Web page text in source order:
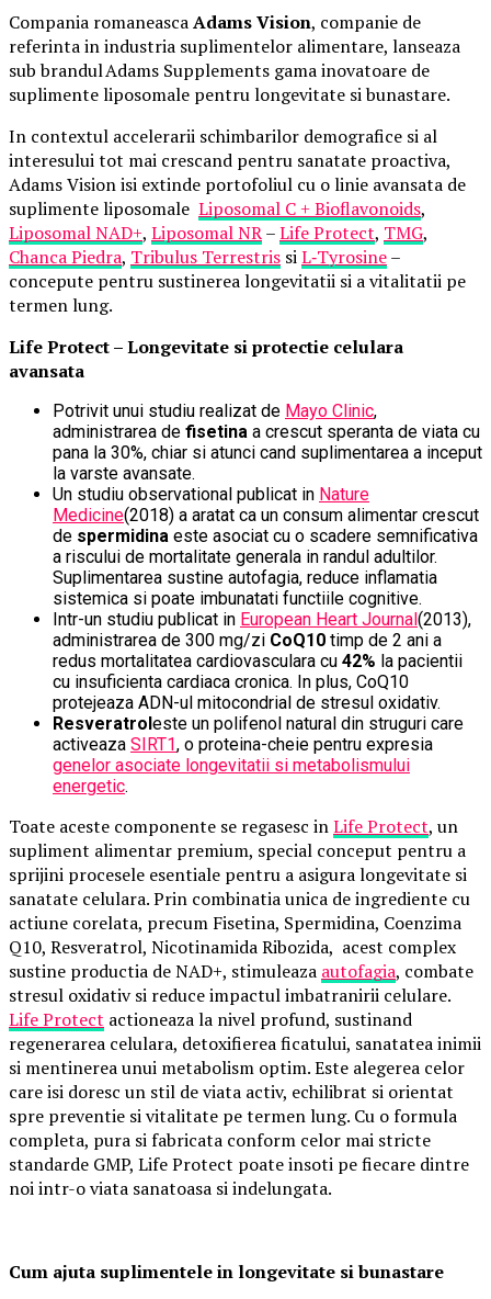
Compania romaneascaAdams Vision, companie de
referinta in industria suplimentelor alimentare, lanseaza
sub brandul Adams Supplements gama inovatoare de
suplimente liposomale pentru longevitate si bunastare.
In contextul accelerarii schimbarilor demografice si al
interesului tot mai crescand pentru sanatate proactiva,
Adams Vision isi extinde portofoliul cu o linie avansata de
suplimente liposomale Liposomal C + Bioflavonoids,
Liposomal NAD+, Liposomal NR–Life Protect, TMG,
Chanca Piedra, Tribulus Terrestris siL‑Tyrosine–
concepute pentru sustinerea longevitatii si a vitalitatii pe
termen lung.
Life Protect – Longevitate si protectie celulara
avansata
Potrivit unui studiu realizat de Mayo Clinic,
administrarea de fisetina a crescut speranta de viata cu
pana la 30%, chiar si atunci cand suplimentarea a inceput
la varste avansate.
Un studiu observational publicat in Nature
Medicine(2018) a aratat ca un consum alimentar crescut
de spermidina este asociat cu o scadere semnificativa
a riscului de mortalitate generala in randul adultilor.
Suplimentarea sustine autofagia, reduce inflamatia
sistemica si poate imbunatati functiile cognitive.
Intr-un studiu publicat in European Heart Journal(2013),
administrarea de 300 mg/zi CoQ10 timp de 2 ani a
redus mortalitatea cardiovasculara cu 42% la pacientii
cu insuficienta cardiaca cronica. In plus, CoQ10
protejeaza ADN-ul mitocondrial de stresul oxidativ.
Resveratroleste un polifenol natural din struguri care
activeaza SIRT1, o proteina-cheie pentru expresia
genelor asociate longevitatii si metabolismului
energetic.
Toate aceste componente se regasesc inLife Protect, un
supliment alimentar premium, special conceput pentru a
sprijini procesele esentiale pentru a asigura longevitate si
sanatate celulara. Prin combinatia unica de ingrediente cu
actiune corelata, precum Fisetina, Spermidina, Coenzima
Q10, Resveratrol, Nicotinamida Ribozida, acest complex
sustine productia de NAD+, stimuleaza autofagia, combate
stresul oxidativ si reduce impactul imbatranirii celulare.
Life Protect actioneaza la nivel profund, sustinand
regenerarea celulara, detoxifierea ficatului, sanatatea inimii
si mentinerea unui metabolism optim. Este alegerea celor
care isi doresc un stil de viata activ, echilibrat si orientat
spre preventie si vitalitate pe termen lung. Cu o formula
completa, pura si fabricata conform celor mai stricte
standarde GMP, Life Protect poate insoti pe fiecare dintre
noi intr-o viata sanatoasa si indelungata.
Cum ajuta suplimentele in longevitate si bunastare